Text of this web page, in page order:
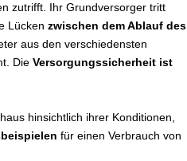
zutrifft. Ihr Grundversorger tritt
Lücken zwischen dem Ablauf des
aus den verschiedensten
Die Versorgungssicherheit ist
hinsichtlich ihrer Konditionen,
für einen Verbrauch von